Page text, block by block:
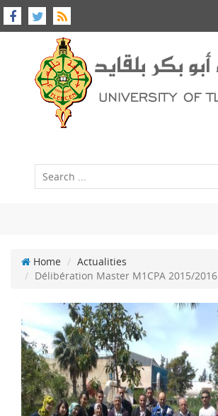
Home
Actualities
Délibération Master M1CPA 2015/2016